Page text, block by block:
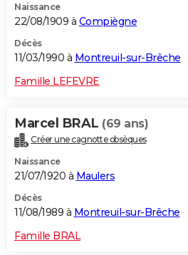
Naissance
22/08/1909 à Compiègne
Décès
11/03/1990 à Montreuil-sur-Brêche
Famille LEFEVRE
Marcel BRAL (69 ans)
Créer une cagnotte obsèques
Naissance
21/07/1920 à Maulers
Décès
11/08/1989 à Montreuil-sur-Brêche
Famille BRAL